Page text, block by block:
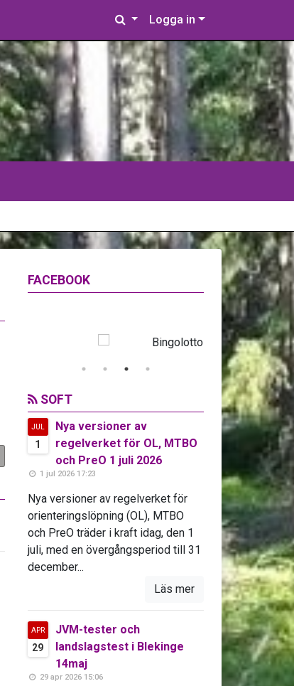
Logga in
FACEBOOK
SOFT
JUL
1
Nya versioner av
regelverket för OL, MTBO
och PreO 1 juli 2026
1 jul 2026 17:23
Nya versioner av regelverket för
orienteringslöpning (OL), MTBO
och PreO träder i kraft idag, den 1
juli, med en övergångsperiod till 31
december...
Läs mer
APR
29
JVM-tester och
landslagstest i Blekinge
14maj
29 apr 2026 15:06